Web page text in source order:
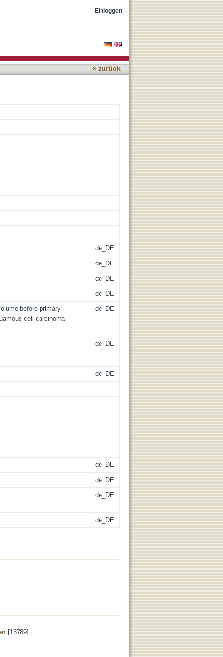
of head andEinloggen
« zurück
de_DE
de_DE
de_DE
de_DE
before primary
cell carcinoma
de_DE
de_DE
de_DE
de_DE
de_DE
de_DE
de_DE
[13789]